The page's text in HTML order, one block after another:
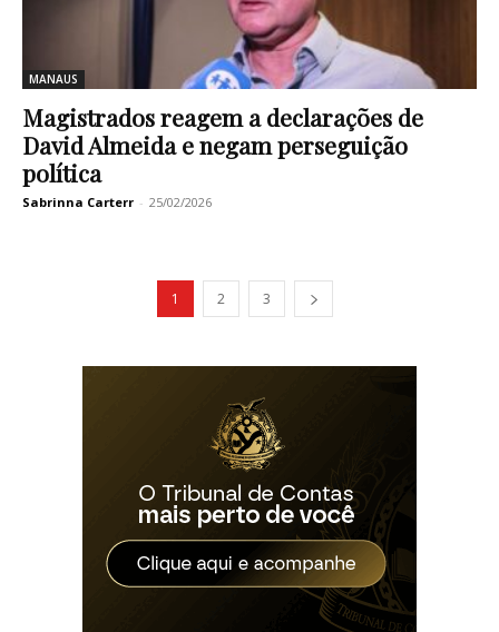
MANAUS
Magistrados reagem a declarações de
David Almeida e negam perseguição
política
Sabrinna Carterr - 25/02/2026
1 2 3